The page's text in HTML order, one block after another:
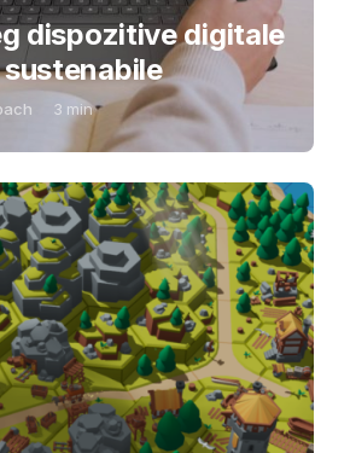
dispozitive digitale
3 min